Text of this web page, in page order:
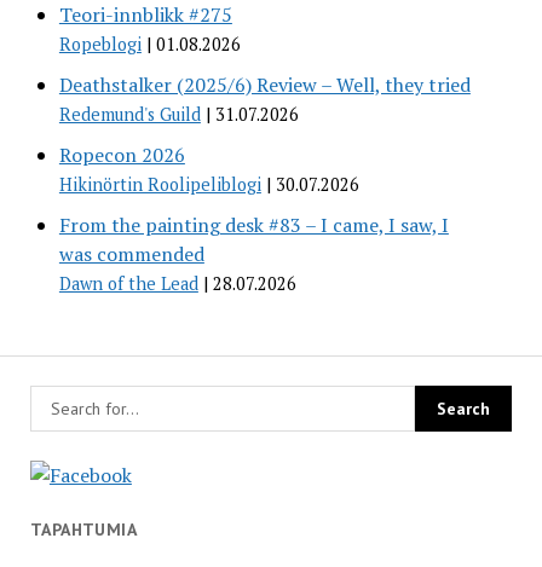
Teori-innblikk #275
Ropeblogi 01.08.2026
Deathstalker (2025/6) Review – Well, they tried
Redemund's Guild 31.07.2026
Ropecon 2026
Hikinörtin Roolipeliblogi 30.07.2026
From the painting desk #83 – I came, I saw, I
was commended
Dawn of the Lead 28.07.2026
TAPAHTUMIA